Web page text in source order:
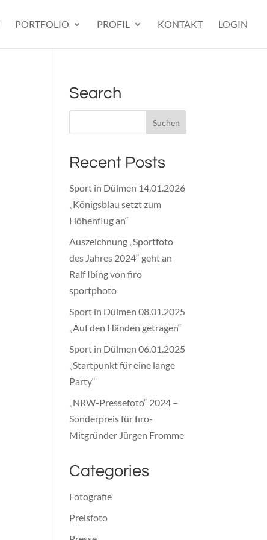
PORTFOLIO PROFIL KONTAKT LOGIN
Search
Recent Posts
Sport in Dülmen 14.01.2026
„Königsblau setzt zum
Höhenflug an“
Auszeichnung „Sportfoto
des Jahres 2024“ geht an
Ralf Ibing von firo
sportphoto
Sport in Dülmen 08.01.2025
„Auf den Händen getragen“
Sport in Dülmen 06.01.2025
„Startpunkt für eine lange
Party“
„NRW-Pressefoto“ 2024 –
Sonderpreis für firo-
Mitgründer Jürgen Fromme
Categories
Fotografie
Preisfoto